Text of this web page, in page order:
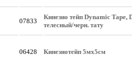
07833
Кинезио тейп Dynamic Tape,
телесный/черн. тату
06428 Кинезиотейп 5мх5см